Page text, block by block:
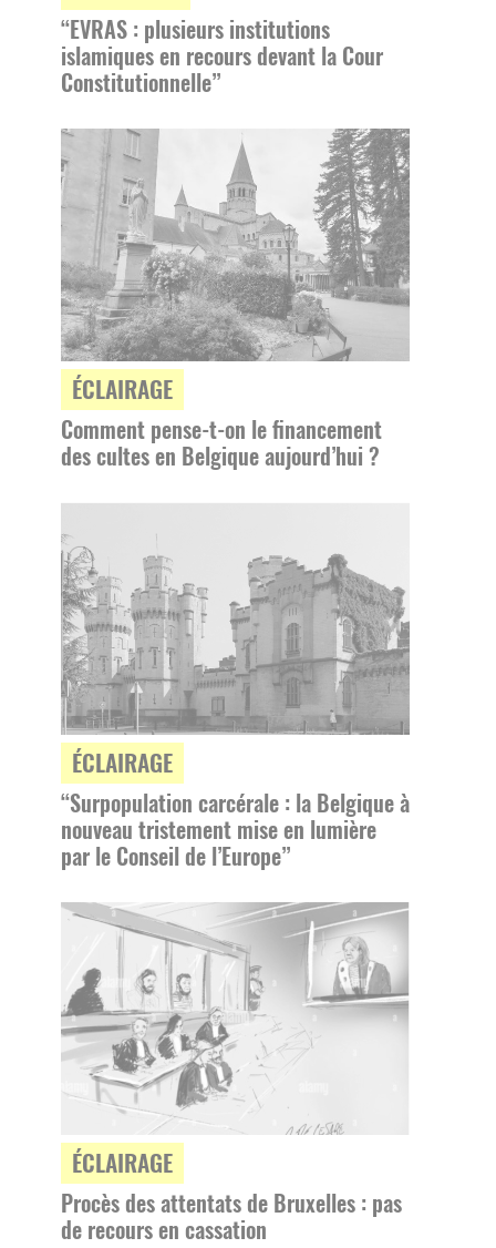
“EVRAS : plusieurs institutions
islamiques en recours devant la Cour
Constitutionnelle”
ÉCLAIRAGE
Comment pense-t-on le financement
des cultes en Belgique aujourd’hui ?
ÉCLAIRAGE
“Surpopulation carcérale : la Belgique à
nouveau tristement mise en lumière
par le Conseil de l’Europe”
ÉCLAIRAGE
Procès des attentats de Bruxelles : pas
de recours en cassation